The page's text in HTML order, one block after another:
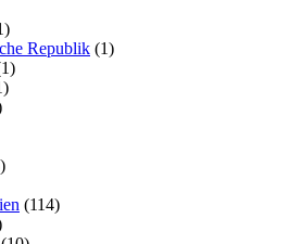
Republik (1)
(114)